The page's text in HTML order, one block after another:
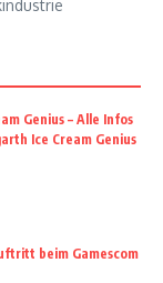
Genius – Alle Infos
Ice Cream Genius
beim Gamescom